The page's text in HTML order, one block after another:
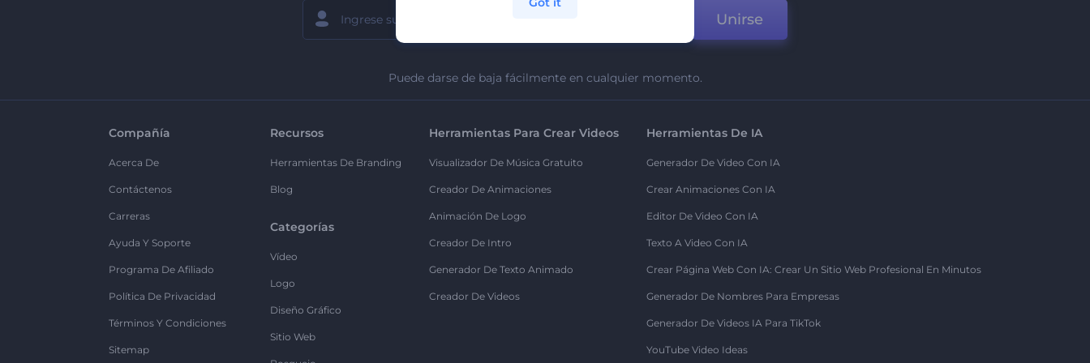
Unirse
Puede darse de baja fácilmente en cualquier momento.
Compañía
Acerca De
Contáctenos
Carreras
Ayuda Y Soporte
Programa De Afiliado
Política De Privacidad
Términos Y Condiciones
Sitemap
Recursos
Herramientas De Branding
Blog
Categorías
Vídeo
Logo
Diseño Gráfico
Sitio Web
Herramientas Para Crear Videos
Visualizador De Música Gratuito
Creador De Animaciones
Animación De Logo
Creador De Intro
Generador De Texto Animado
Creador De Videos
Herramientas De IA
Generador De Video Con IA
Crear Animaciones Con IA
Editor De Video Con IA
Texto A Video Con IA
Crear Página Web Con IA: Crear Un Sitio Web Profesional En Minutos
Generador De Nombres Para Empresas
Generador De Videos IA Para TikTok
YouTube Video Ideas